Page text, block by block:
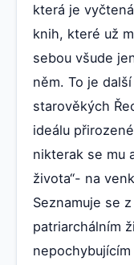
která je
knih, které už
sebou všude
něm. To je
starověkých
ideálu
nikterak se mu
života“- na
Seznamuje se
patriarchálním